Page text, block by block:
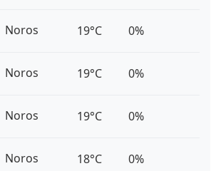
Noros 19°C 0%
Noros 19°C 0%
Noros 19°C 0%
Noros 18°C 0%